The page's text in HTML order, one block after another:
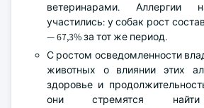
ветеринарами.
участились: у собак рост
— 67,3% за тот же период.
С ростом осведомленности
животных о влиянии этих
здоровье и
они стремятся найти